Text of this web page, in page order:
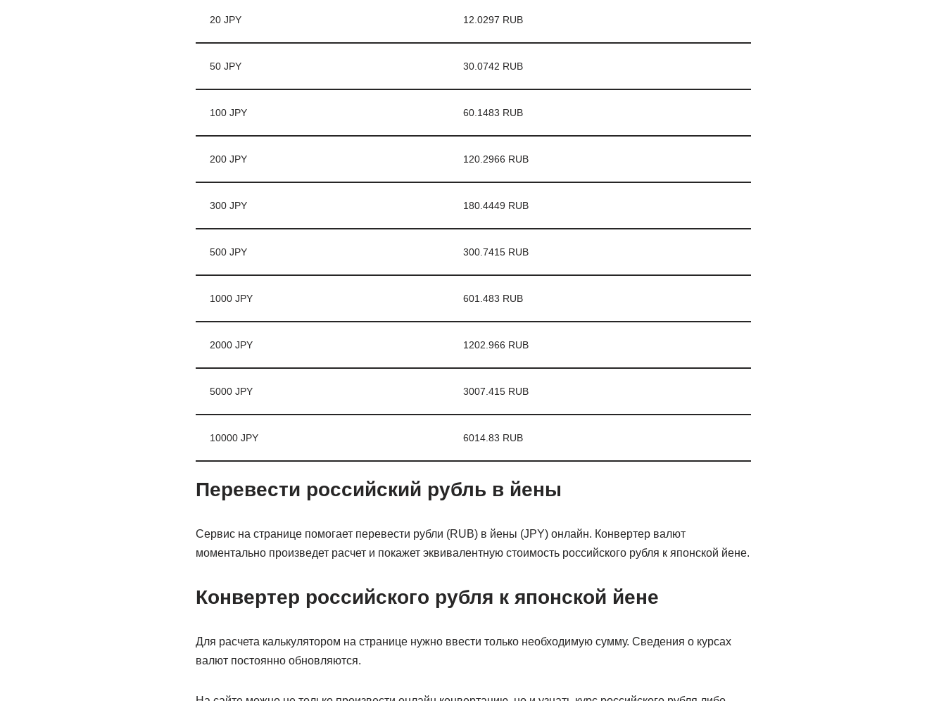
20 JPY 12.0297 RUB
50 JPY 30.0742 RUB
100 JPY 60.1483 RUB
200 JPY 120.2966 RUB
300 JPY 180.4449 RUB
500 JPY 300.7415 RUB
1000 JPY 601.483 RUB
2000 JPY 1202.966 RUB
5000 JPY 3007.415 RUB
10000 JPY 6014.83 RUB
Перевести российский рубль в йены
Сервис на странице помогает перевести рубли (RUB) в йены (JPY) онлайн. Конвертер валют
моментально произведет расчет и покажет эквивалентную стоимость российского рубля к японской йене.
Конвертер российского рубля к японской йене
Для расчета калькулятором на странице нужно ввести только необходимую сумму. Сведения о курсах
валют постоянно обновляются.